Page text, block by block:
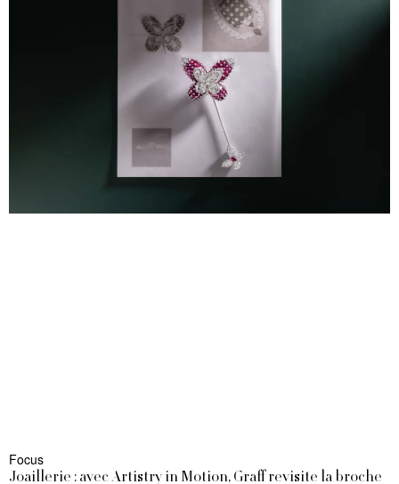
Focus
Joaillerie : avec Artistry in Motion, Graff revisite la broche